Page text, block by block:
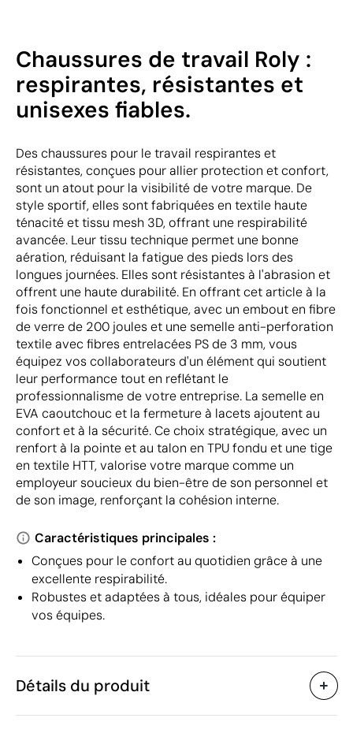
Chaussures de travail Roly :
respirantes, résistantes et
unisexes fiables.
Des chaussures pour le travail respirantes et
résistantes, conçues pour allier protection et confort,
sont un atout pour la visibilité de votre marque. De
style sportif, elles sont fabriquées en textile haute
ténacité et tissu mesh 3D, offrant une respirabilité
avancée. Leur tissu technique permet une bonne
aération, réduisant la fatigue des pieds lors des
longues journées. Elles sont résistantes à l'abrasion et
offrent une haute durabilité. En offrant cet article à la
fois fonctionnel et esthétique, avec un embout en fibre
de verre de 200 joules et une semelle anti-perforation
textile avec fibres entrelacées PS de 3 mm, vous
équipez vos collaborateurs d'un élément qui soutient
leur performance tout en reflétant le
professionnalisme de votre entreprise. La semelle en
EVA caoutchouc et la fermeture à lacets ajoutent au
confort et à la sécurité. Ce choix stratégique, avec un
renfort à la pointe et au talon en TPU fondu et une tige
en textile HTT, valorise votre marque comme un
employeur soucieux du bien-être de son personnel et
de son image, renforçant la cohésion interne.
Caractéristiques principales :
Conçues pour le confort au quotidien grâce à une
excellente respirabilité.
Robustes et adaptées à tous, idéales pour équiper
vos équipes.
Détails du produit
Caractéristiques